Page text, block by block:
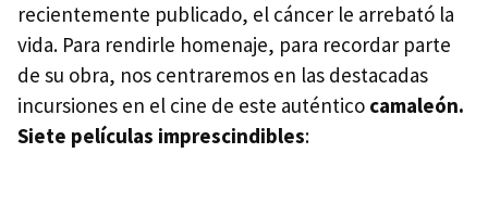
recientemente publicado, el cáncer le arrebató la
vida. Para rendirle homenaje, para recordar parte
de su obra, nos centraremos en las destacadas
incursiones en el cine de este auténtico camaleón.
Siete películas imprescindibles: